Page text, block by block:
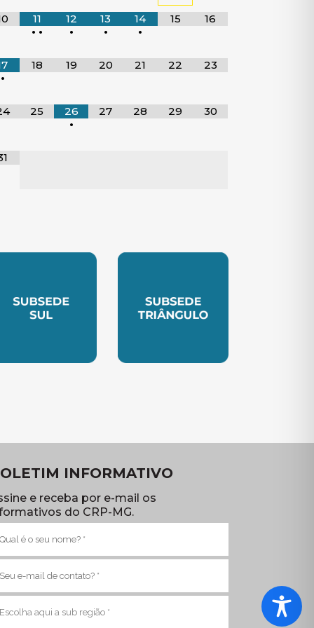
11
• •
12
•
13
•
14
•
15 16
•
18 19 20 21 22 23
25
26
•
27 28 29 30
INFORMATIVO
e receba por e-mail os
do CRP-MG.